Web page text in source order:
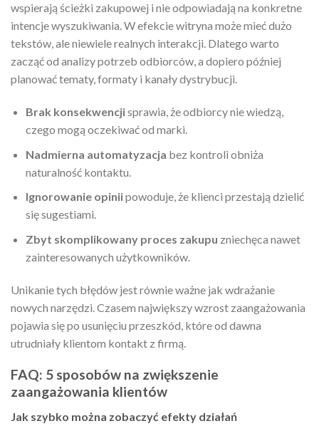
wspierają ścieżki zakupowej i nie odpowiadają na konkretne
intencje wyszukiwania. W efekcie witryna może mieć dużo
tekstów, ale niewiele realnych interakcji. Dlatego warto
zacząć od analizy potrzeb odbiorców, a dopiero później
planować tematy, formaty i kanały dystrybucji.
Brak konsekwencjisprawia, że odbiorcy nie wiedzą,
czego mogą oczekiwać od marki.
Nadmierna automatyzacja bez kontroli obniża
naturalność kontaktu.
Ignorowanie opiniipowoduje, że klienci przestają dzielić
się sugestiami.
Zbyt skomplikowany proces zakupu zniechęca nawet
zainteresowanych użytkowników.
Unikanie tych błędów jest równie ważne jak wdrażanie
nowych narzędzi. Czasem największy wzrost zaangażowania
pojawia się po usunięciu przeszkód, które od dawna
utrudniały klientom kontakt z firmą.
FAQ: 5 sposobów na zwiększenie
zaangażowania klientów
Jak szybko można zobaczyć efekty działań